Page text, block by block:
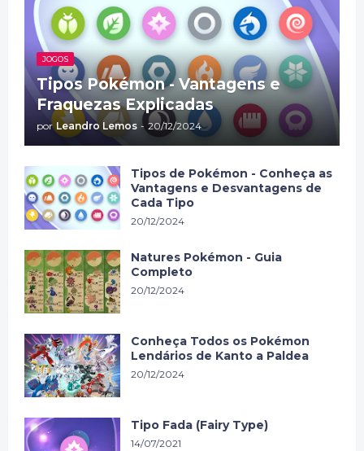
JOGOS
Tipos Pokémon - Vantagens e
Fraquezas Explicadas
por Leandro Lemos - 20/12/2024
Tipos de Pokémon - Conheça as
Vantagens e Desvantagens de
Cada Tipo
20/12/2024
Natures Pokémon - Guia
Completo
20/12/2024
Conheça Todos os Pokémon
Lendários de Kanto a Paldea
20/12/2024
Tipo Fada (Fairy Type)
14/07/2021